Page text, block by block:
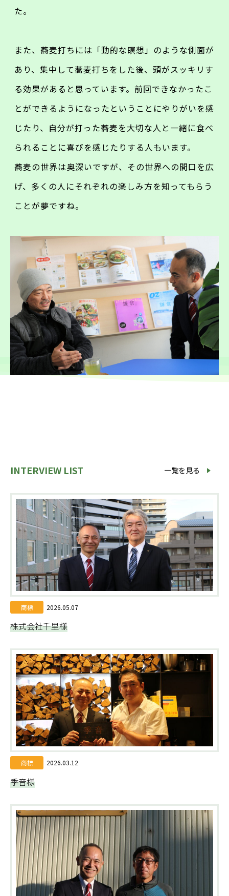
た。
また、蕎麦打ちには「動的な瞑想」のような側面が
あり、集中して蕎麦打ちをした後、頭がスッキリす
る効果があると思っています。前回できなかったこ
とができるようになったということにやりがいを感
じたり、自分が打った蕎麦を大切な人と一緒に食べ
られることに喜びを感じたりする人もいます。
蕎麦の世界は奥深いですが、その世界への間口を広
げ、多くの人にそれぞれの楽しみ方を知ってもらう
ことが夢ですね。
INTERVIEW LIST 一覧を見る
商標 2026.05.07
株式会社千里様
商標 2026.03.12
季音様